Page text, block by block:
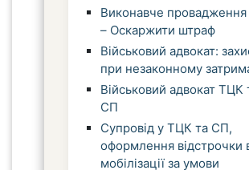
Виконавче
– Оскаржити штраф
Військовий адвокат:
при незаконному
Військовий адвокат ТЦК
СП
Супровід у ТЦК та СП,
оформлення відстрочки
мобілізації за умови